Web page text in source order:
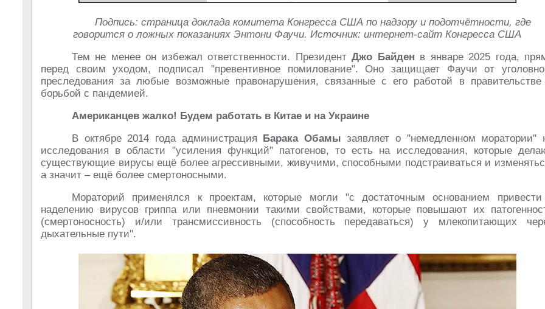
Подпись: страница доклада комитета Конгресса США по надзору и подотчётности, где
говорится о ложных показаниях Энтони Фаучи. Источник: интернет-сайт Конгресса США
Тем не менее он избежал ответственности. ПрезидентДжо Байден в январе 2025 года,
перед своим уходом, подписал "превентивное помилование". Оно защищает Фаучи от
преследования за любые возможные правонарушения, связанные с его работой в
борьбой с пандемией.
Американцев жалко! Будем работать в Китае и на Украине
В октябре 2014 года администрация Барака Обамы заявляет о "немедленном моратории"
исследования в области "усиления функций" патогенов, то есть на исследования, которые
существующие вирусы ещё более агрессивными, живучими, способными подстраиваться и
а значит – ещё более смертоносными.
Мораторий применялся к проектам, которые могли "с достаточным основанием
наделению вирусов гриппа или пневмонии такими свойствами, которые повышают их
(смертоносность) и/или трансмиссивность (способность передаваться) у млекопитающих
дыхательные пути".